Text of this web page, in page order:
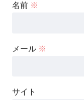
名前 ※
メール ※
サイト